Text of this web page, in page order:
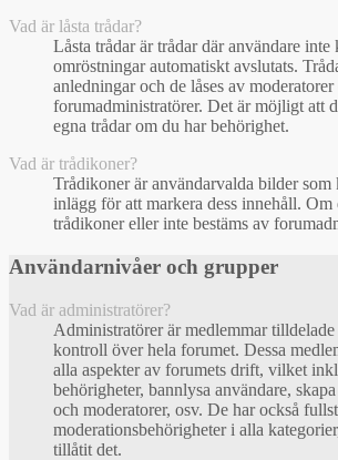
Vad är låsta trådar?
Låsta trådar är trådar där användare inte
omröstningar automatiskt avslutats.
anledningar och de låses av moderatorer
forumadministratörer. Det är möjligt att
egna trådar om du har behörighet.
Vad är trådikoner?
Trådikoner är användarvalda bilder som
inlägg för att markera dess innehåll. Om
trådikoner eller inte bestäms av
Användarnivåer och grupper
Vad är administratörer?
Administratörer är medlemmar
kontroll över hela forumet. Dessa
alla aspekter av forumets drift, vilket
behörigheter, bannlysa användare,
och moderatorer, osv. De har också
moderationsbehörigheter i alla
tillåtit det.